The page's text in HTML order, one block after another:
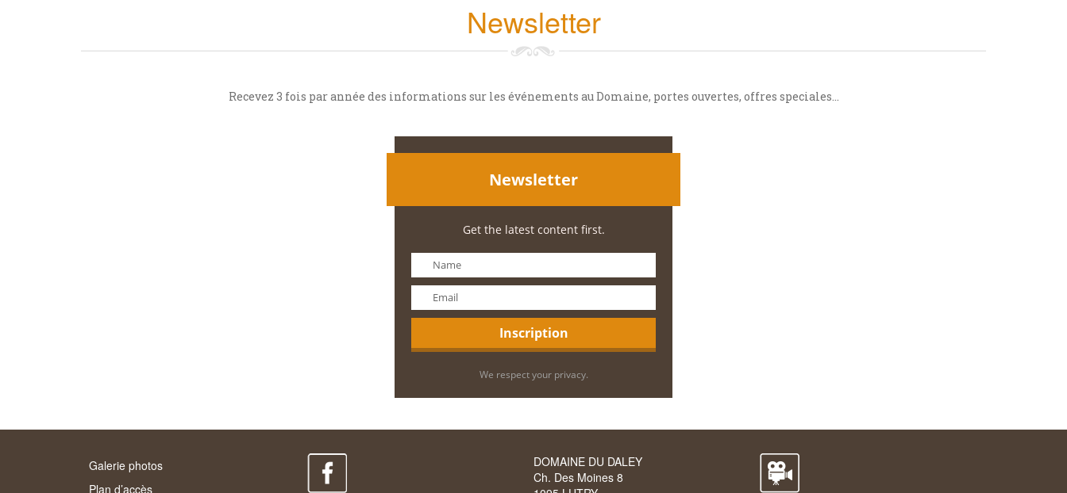
Newsletter
Recevez 3 fois par année des informations sur les événements au Domaine, portes ouvertes, offres speciales…
Newsletter
Get the latest content first.
We respect your privacy.
Galerie photos
Plan d’accès
DOMAINE DU DALEY
Ch. Des Moines 8